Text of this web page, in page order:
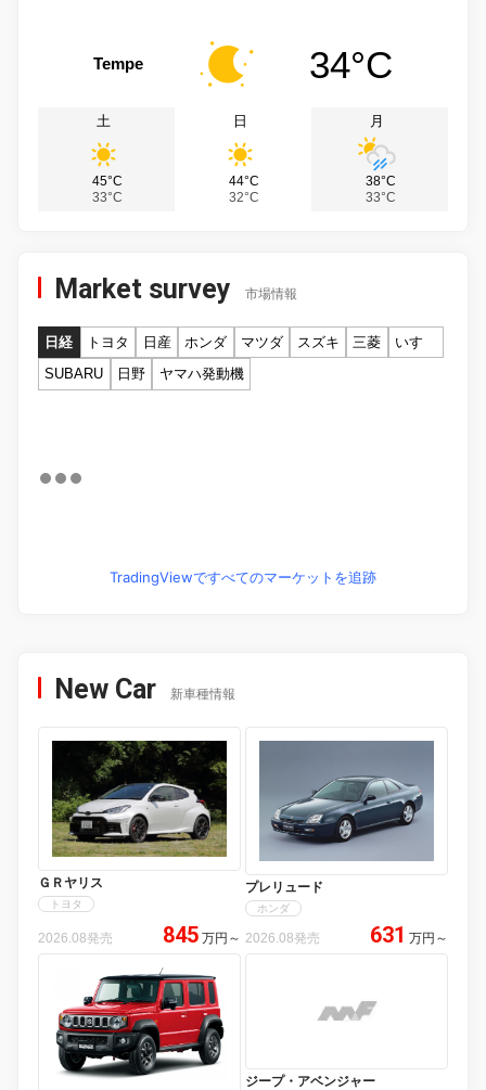
Tempe 34°C
土
45°C
33°C
日
44°C
32°C
月
38°C
33°C
Market survey 市場情報
日経 トヨタ 日産 ホンダ マツダ スズキ 三菱
いすゞ
SUBARU
日野 ヤマハ発動機
TradingViewですべてのマーケットを追跡
New Car 新車種情報
ＧＲヤリス
トヨタ
2026.08発売 845 万円 ～
プレリュード
ホンダ
2026.08発売 631 万円 ～
ジープ・アベンジャー